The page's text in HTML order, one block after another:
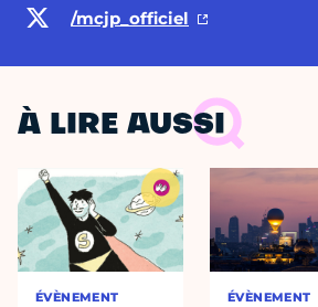
/mcjp_officiel
À LIRE AUSSI
ÉVÈNEMENT ÉVÈNEMENT